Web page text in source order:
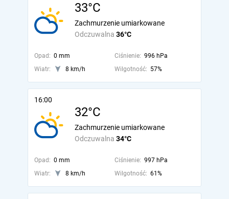
33°C
Odczuwalna 36°C
Zachmurzenie umiarkowane
Opad: 0 mm Ciśnienie: 996 hPa
Wiatr:
8 km/h Wilgotność: 57%
16:00
32°C
Odczuwalna 34°C
Zachmurzenie umiarkowane
Opad: 0 mm Ciśnienie: 997 hPa
Wiatr:
8 km/h Wilgotność: 61%